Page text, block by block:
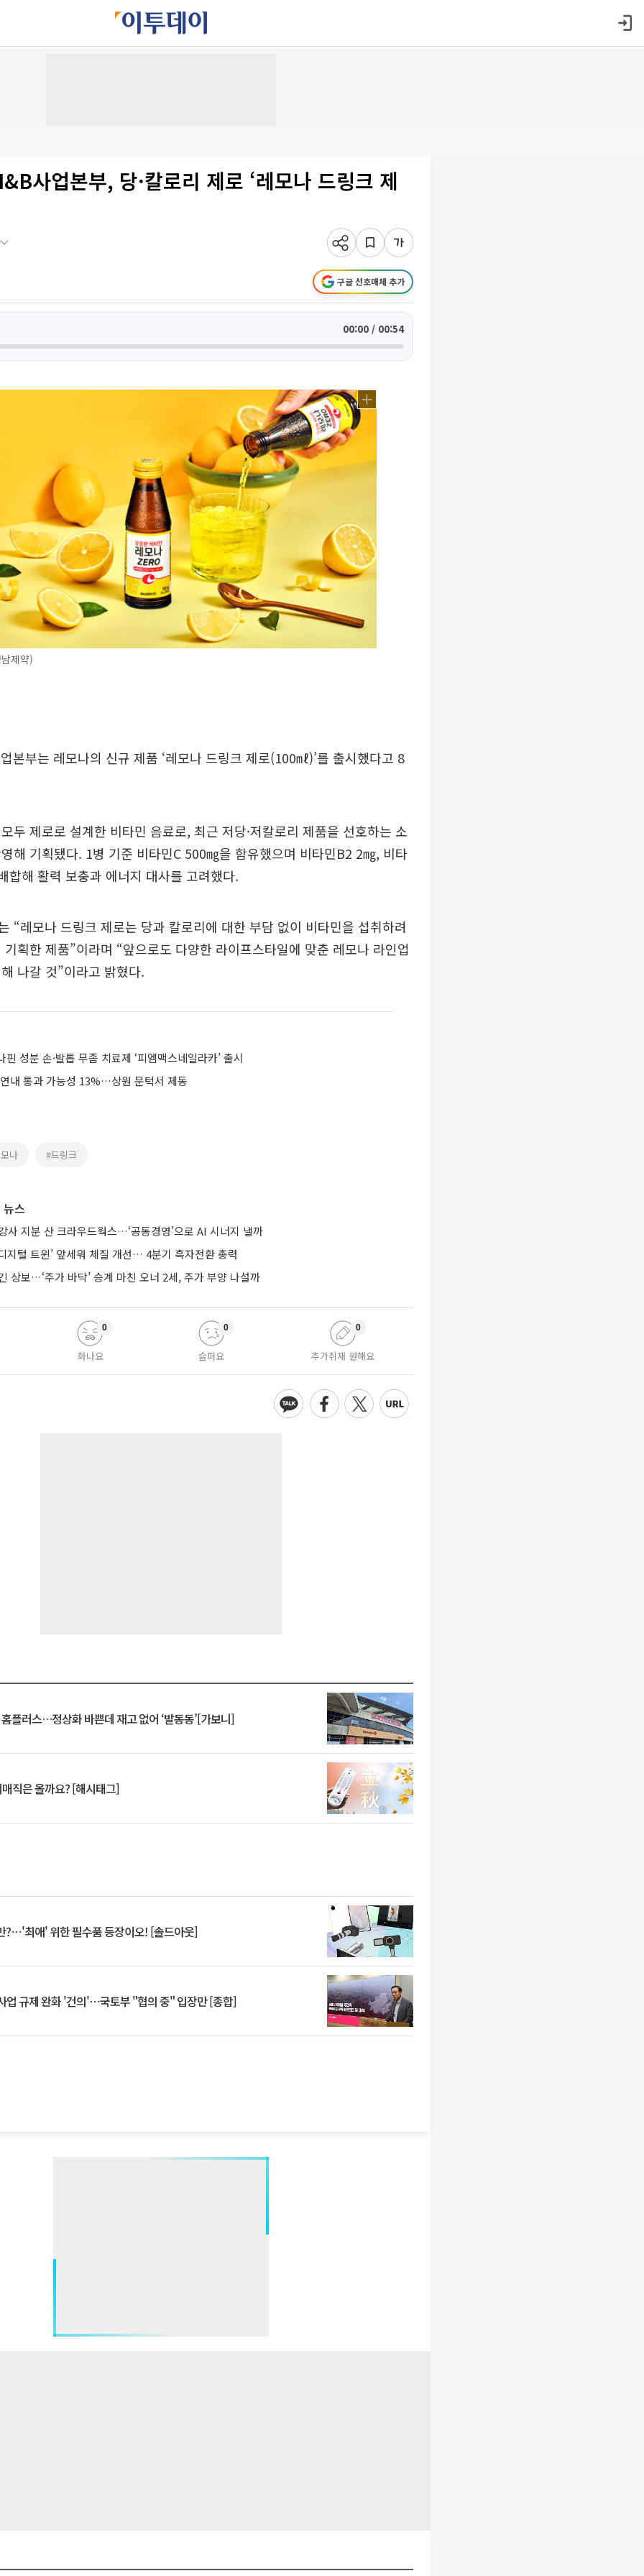
사업본부, 당·칼로리 제로 ‘레모나 드링크 제
구글 선호매체 추가
00:00 / 00:54
제약)
본부는 레모나의 신규 제품 ‘레모나 드링크 제로(100㎖)’를 출시했다고 8
두 제로로 설계한 비타민 음료로, 최근 저당·저칼로리 제품을 선호하는 소
해 기획됐다. 1병 기준 비타민C 500㎎을 함유했으며 비타민B2 2㎎, 비타
합해 활력 보충과 에너지 대사를 고려했다.
“레모나 드링크 제로는 당과 칼로리에 대한 부담 없이 비타민을 섭취하려
획한 제품”이라며 “앞으로도 다양한 라이프스타일에 맞춘 레모나 라인업
나갈 것”이라고 밝혔다.
핀 성분 손·발톱 무좀 치료제 ‘피엠맥스네일라카’ 출시
내 통과 가능성 13%…상원 문턱서 제동
나 #드링크
스
사 지분 산 크라우드웍스…‘공동경영’으로 AI 시너지 낼까
지털 트윈’ 앞세워 체질 개선… 4분기 흑자전환 총력
상보…‘주가 바닥’ 승계 마친 오너 2세, 주가 부양 나설까
화나요
0
슬퍼요
0
추가취재 원해요
0
플러스…정상화 바쁜데 재고 없어 ‘발동동’[가보니]
직은 올까요? [해시태그]
?⋯'최애' 위한 필수품 등장이오! [솔드아웃]
업 규제 완화 '건의'⋯국토부 "협의 중" 입장만 [종합]